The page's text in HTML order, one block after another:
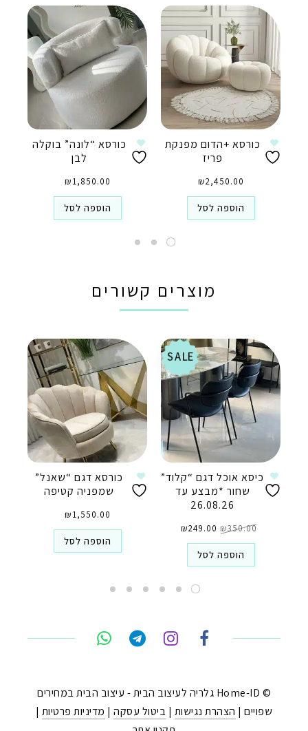
כורסא +הדום מפנקת
פריז
₪2,450.00
הוספה לסל
כורסא “לונה” בוקלה
לבן
₪1,850.00
הוספה לסל
מוצרים קשורים
SALE
כיסא אוכל דגם “קלוד”
שחור *מבצע עד
26.08.26
₪350.00 המקורי
היה:
₪350.00.
₪249.00 הנוכחי
הוא:
הוספה לסל
כורסא דגם “שאנל”
שמפניה קטיפה
₪1,550.00
הוספה לסל
© Home-ID גלריה לעיצוב הבית - עיצוב הבית במחירים
שפויים | הצהרת נגישות | ביטול עסקה| מדיניות פרטיות |